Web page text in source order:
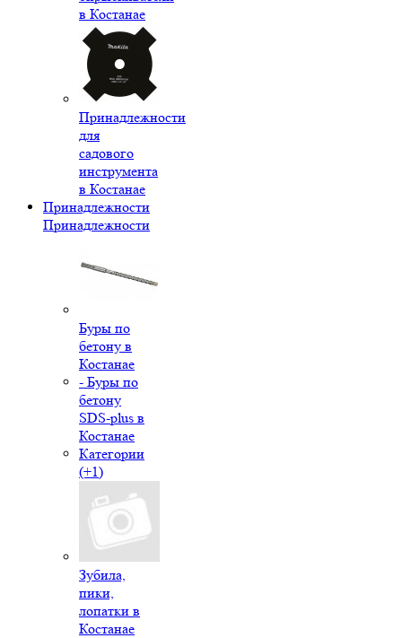
в Костанае
Принадлежности
для
садового
инструмента
в Костанае
Принадлежности
Принадлежности
Буры по
бетону в
Костанае
- Буры по
бетону
SDS-plus в
Костанае
Категории
(+1)
Зубила,
пики,
лопатки в
Костанае